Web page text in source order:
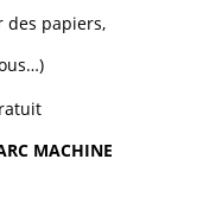
papiers,
MACHINE